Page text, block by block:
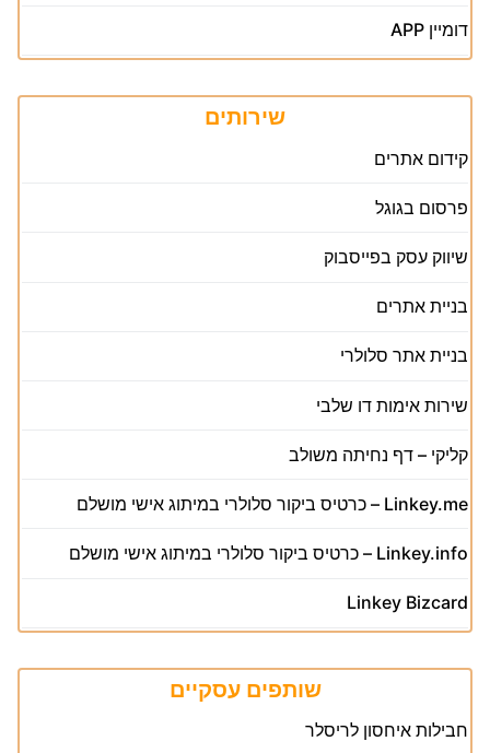
דומיין APP
שירותים
קידום אתרים
פרסום בגוגל
שיווק עסק בפייסבוק
בניית אתרים
בניית אתר סלולרי
שירות אימות דו שלבי
קליקי – דף נחיתה משולב
Linkey.me – כרטיס ביקור סלולרי במיתוג אישי מושלם
Linkey.info – כרטיס ביקור סלולרי במיתוג אישי מושלם
Linkey Bizcard
שותפים עסקיים
חבילות איחסון לריסלר